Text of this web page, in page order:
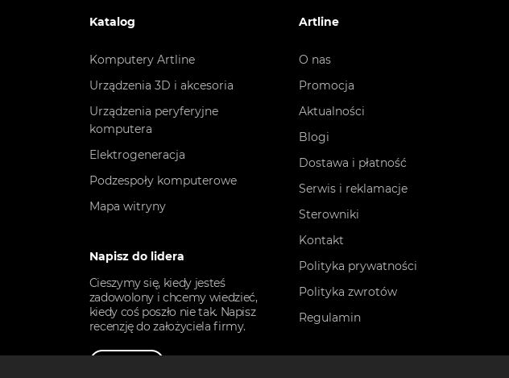
Katalog
Komputery Artline
Urządzenia 3D i akcesoria
Urządzenia peryferyjne
komputera
Elektrogeneracja
Podzespoły komputerowe
Mapa witryny
Napisz do lidera
Cieszymy się, kiedy jesteś
zadowolony i chcemy wiedzieć,
kiedy coś poszło nie tak. Napisz
recenzję do założyciela firmy.
Artline
O nas
Promocja
Aktualności
Blogi
Dostawa i płatność
Serwis i reklamacje
Sterowniki
Kontakt
Polityka prywatności
Polityka zwrotów
Regulamin